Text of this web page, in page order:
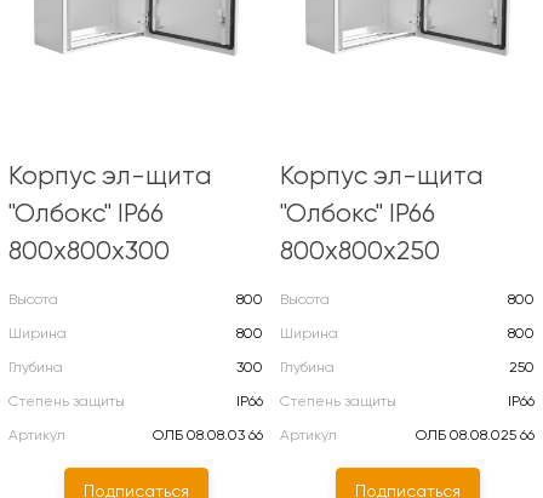
Корпус эл-щита
"Олбокс" IP66
800х800х300
Высота
800
Ширина
800
Глубина
300
Степень защиты
IP66
Артикул
ОЛБ 08.08.03 66
Подписаться
Корпус эл-щита
"Олбокс" IP66
800х800х250
Высота
800
Ширина
800
Глубина
250
Степень защиты
IP66
Артикул
ОЛБ 08.08.025 66
Подписаться